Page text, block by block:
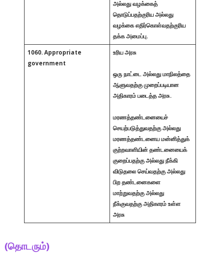
அல்லது வழக்கைத்
தொடுப்பதற்குரிய அல்லது
வழக்கை எதிர்கொள்வதற்குரிய
தக்க அமைப்பு.
1060. Appropriate
government
உரிய அரசு
ஒரு நாட்டை அல்லது மாநிலத்தை
ஆளுவதற்கு முறைப்படியான
அதிகாரம் படைத்த அரசு.
மரணத்தண்டனையைச்
செயற்படுத்துவதற்கு அல்லது
மரணத்தண்டனைய மன்னித்துக்
குற்றவாளியின் தண்டனையைக்
குறைப்பதற்கு அல்லது நீக்கி
விடுதலை செய்வதற்கு அல்லது
பிற தண்டனைகளை
மாற்றுவதற்கு அல்லது
நீக்குவதற்கு அதிகாரம் உள்ள
அரசு
(தொடரும்)